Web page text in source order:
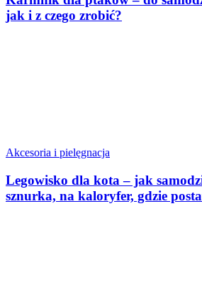
jak i z czego zrobić?
Akcesoria i pielęgnacja
Legowisko dla kota – jak
sznurka, na kaloryfer, gdzie